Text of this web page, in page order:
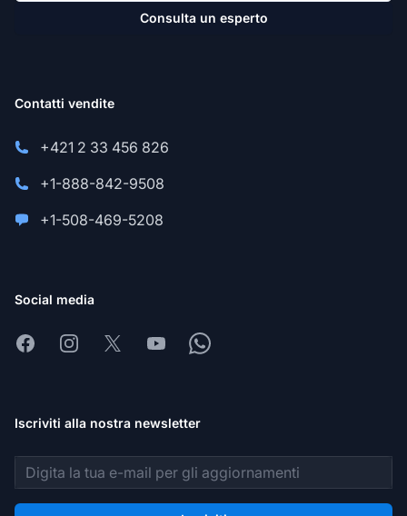
Consulta un esperto
Contatti vendite
+421 2 33 456 826
+1-888-842-9508
+1-508-469-5208
Social media
FacebookInstagram
X YoutubeWhatsapp
Iscriviti alla nostra newsletter
Indirizzo email